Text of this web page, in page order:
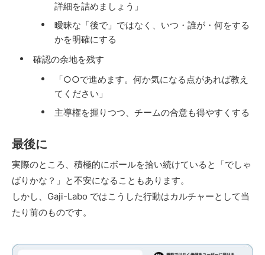
詳細を詰めましょう」
曖昧な「後で」ではなく、いつ・誰が・何をする
かを明確にする
確認の余地を残す
「○○で進めます。何か気になる点があれば教え
てください」
主導権を握りつつ、チームの合意も得やすくする
最後に
実際のところ、積極的にボールを拾い続けていると「でしゃ
ばりかな？」と不安になることもあります。
しかし、Gaji-Labo ではこうした行動はカルチャーとして当
たり前のものです。